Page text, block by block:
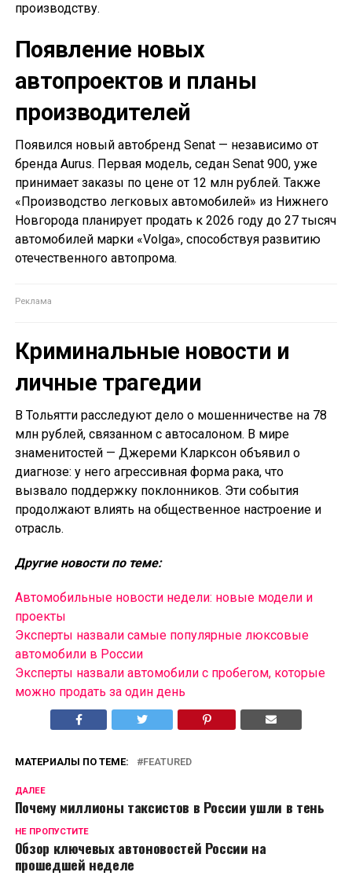
производству.
Появление новых
автопроектов и планы
производителей
Появился новый автобренд Senat — независимо от
бренда Aurus. Первая модель, седан Senat 900, уже
принимает заказы по цене от 12 млн рублей. Также
«Производство легковых автомобилей» из Нижнего
Новгорода планирует продать к 2026 году до 27 тысяч
автомобилей марки «Volga», способствуя развитию
отечественного автопрома.
Криминальные новости и
личные трагедии
В Тольятти расследуют дело о мошенничестве на 78
млн рублей, связанном с автосалоном. В мире
знаменитостей — Джереми Кларксон объявил о
диагнозе: у него агрессивная форма рака, что
вызвало поддержку поклонников. Эти события
продолжают влиять на общественное настроение и
отрасль.
Другие новости по теме:
Автомобильные новости недели: новые модели и
проекты
Эксперты назвали самые популярные люксовые
автомобили в России
Эксперты назвали автомобили с пробегом, которые
можно продать за один день
МАТЕРИАЛЫ ПО ТЕМЕ: FEATURED
ДАЛЕЕ
Почему миллионы таксистов в России ушли в тень
НЕ ПРОПУСТИТЕ
Обзор ключевых автоновостей России на
прошедшей неделе